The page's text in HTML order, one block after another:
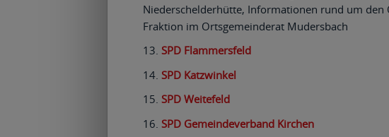
Niederschelderhütte, Informationen rund um den
Fraktion im Ortsgemeinderat Mudersbach
SPD Flammersfeld
SPD Katzwinkel
SPD Weitefeld
SPD Gemeindeverband Kirchen